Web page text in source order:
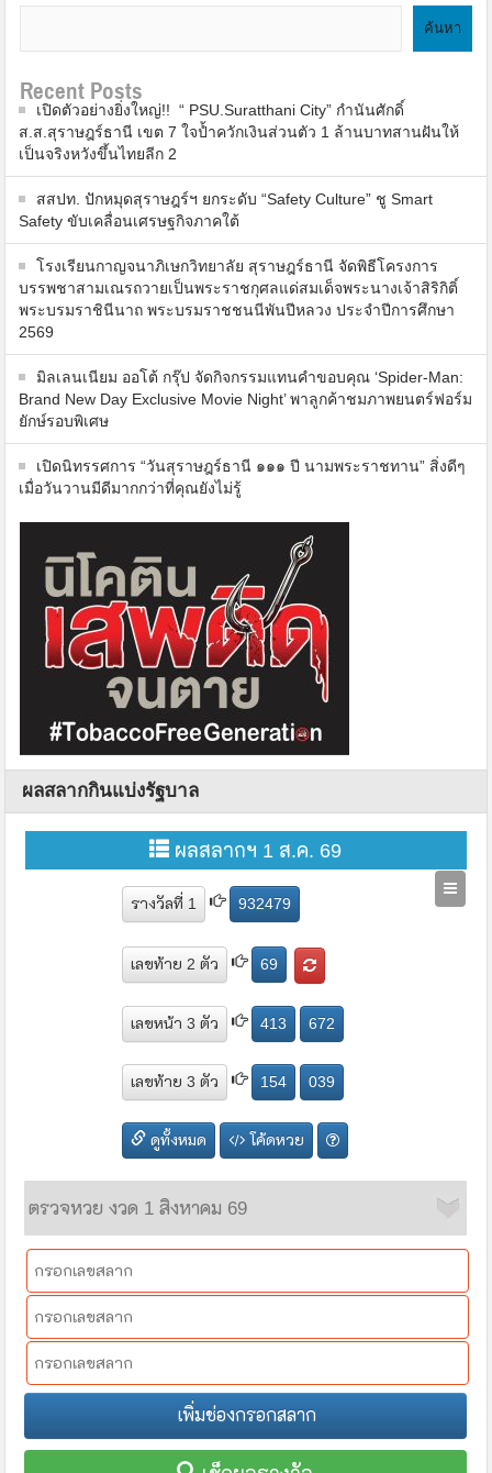
ค้นหา
Recent Posts
เปิดตัวอย่างยิ่งใหญ่!! “ PSU.Suratthani City” กำนันศักดิ์
ส.ส.สุราษฎร์ธานี เขต 7 ใจป้ำควักเงินส่วนตัว 1 ล้านบาทสานฝันให้
เป็นจริงหวังขึ้นไทยลีก 2
สสปท. ปักหมุดสุราษฎร์ฯ ยกระดับ “Safety Culture” ชู Smart
Safety ขับเคลื่อนเศรษฐกิจภาคใต้
โรงเรียนกาญจนาภิเษกวิทยาลัย สุราษฎร์ธานี จัดพิธีโครงการ
บรรพชาสามเณรถวายเป็นพระราชกุศลแด่สมเด็จพระนางเจ้าสิริกิติ์
พระบรมราชินีนาถ พระบรมราชชนนีพันปีหลวง ประจำปีการศึกษา
2569
มิลเลนเนียม ออโต้ กรุ๊ป จัดกิจกรรมแทนคำขอบคุณ ‘Spider-Man:
Brand New Day Exclusive Movie Night’ พาลูกค้าชมภาพยนตร์ฟอร์ม
ยักษ์รอบพิเศษ
เปิดนิทรรศการ “วันสุราษฎร์ธานี ๑๑๑ ปี นามพระราชทาน” สิ่งดีๆ
เมื่อวันวานมีดีมากกว่าที่คุณยังไม่รู้
ผลสลากกินแบ่งรัฐบาล